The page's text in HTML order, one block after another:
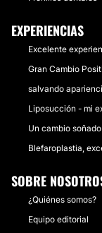
EXPERIENCIAS
Excelente
Gran Cambio
salvando
Liposucción - mi
Un cambio
Blefaroplastia,
SOBRE
¿Quiénes somos?
Equipo editorial